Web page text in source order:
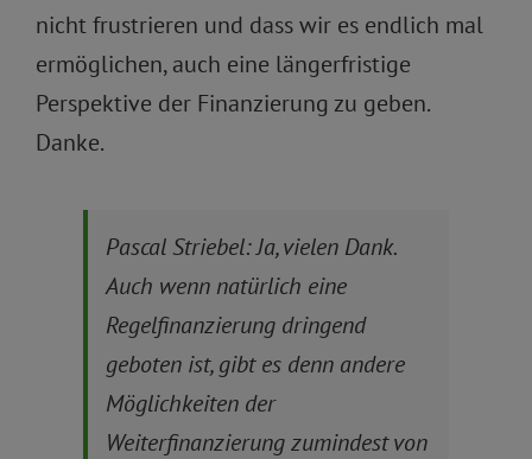
nicht frustrieren und dass wir es endlich mal
ermöglichen, auch eine längerfristige
Perspektive der Finanzierung zu geben.
Danke.
Pascal Striebel: Ja, vielen Dank.
Auch wenn natürlich eine
Regelfinanzierung dringend
geboten ist, gibt es denn andere
Möglichkeiten der
Weiterfinanzierung zumindest von